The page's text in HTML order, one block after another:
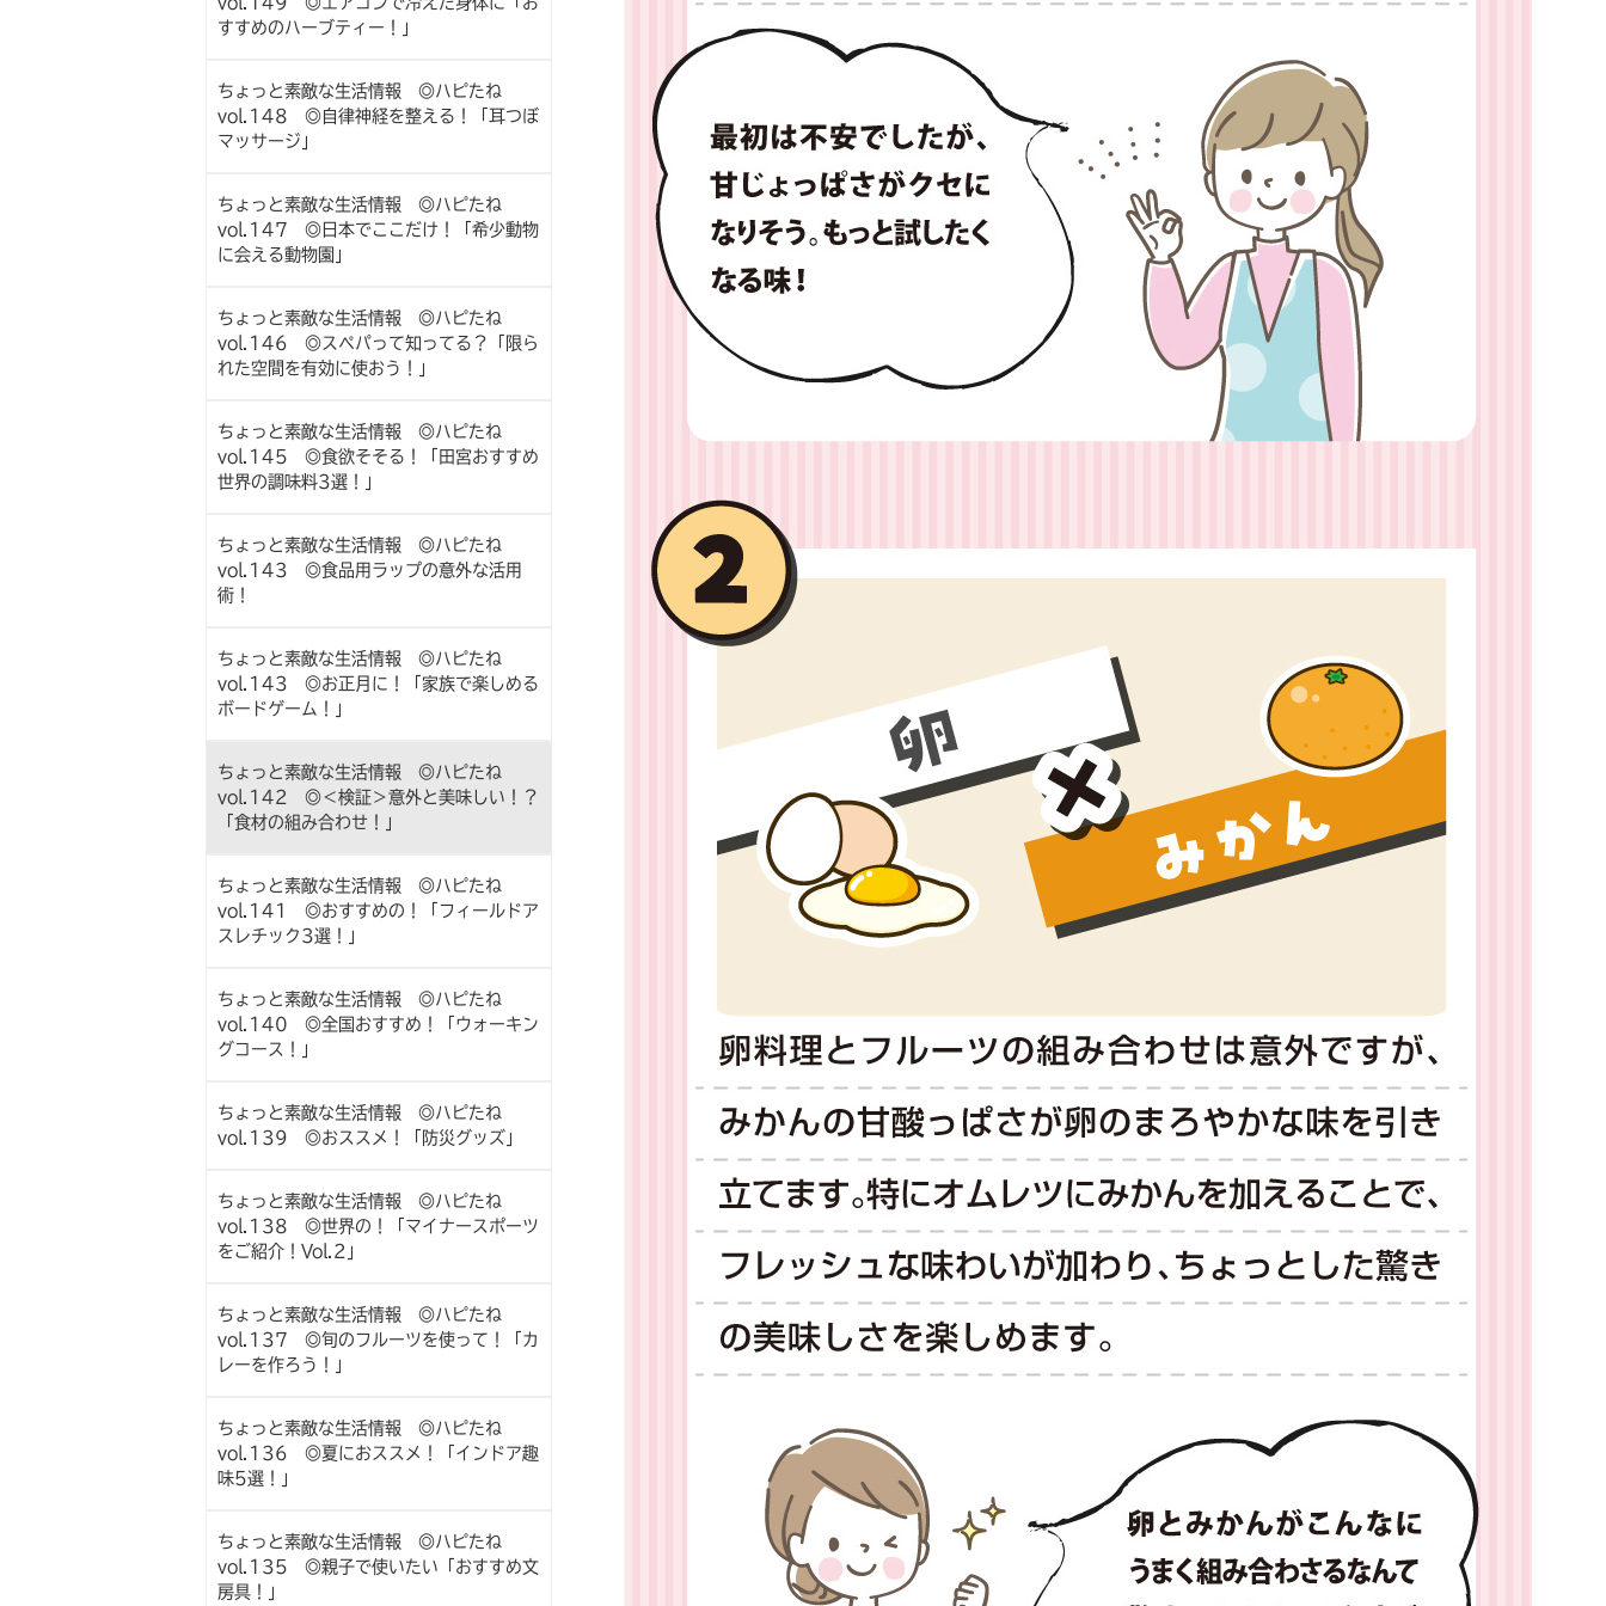
すすめのハーブティー！」
ちょっと素敵な生活情報 ◎ハピたね
vol.148 ◎自律神経を整える！「耳つぼ
マッサージ」
ちょっと素敵な生活情報 ◎ハピたね
vol.147 ◎日本でここだけ！「希少動物
に会える動物園」
ちょっと素敵な生活情報 ◎ハピたね
vol.146 ◎スペパって知ってる？「限ら
れた空間を有効に使おう！」
ちょっと素敵な生活情報 ◎ハピたね
vol.145 ◎食欲そそる！「田宮おすすめ
世界の調味料3選！」
ちょっと素敵な生活情報 ◎ハピたね
vol.143 ◎食品用ラップの意外な活用
術！
ちょっと素敵な生活情報 ◎ハピたね
vol.143 ◎お正月に！「家族で楽しめる
ボードゲーム！」
ちょっと素敵な生活情報 ◎ハピたね
vol.142 ◎＜検証＞意外と美味しい！？
「食材の組み合わせ！」
ちょっと素敵な生活情報 ◎ハピたね
vol.141 ◎おすすめの！「フィールドア
スレチック3選！」
ちょっと素敵な生活情報 ◎ハピたね
vol.140 ◎全国おすすめ！「ウォーキン
グコース！」
ちょっと素敵な生活情報 ◎ハピたね
vol.139 ◎おススメ！「防災グッズ」
ちょっと素敵な生活情報 ◎ハピたね
vol.138 ◎世界の！「マイナースポーツ
をご紹介！Vol.2」
ちょっと素敵な生活情報 ◎ハピたね
vol.137 ◎旬のフルーツを使って！「カ
レーを作ろう！」
ちょっと素敵な生活情報 ◎ハピたね
vol.136 ◎夏におススメ！「インドア趣
味5選！」
ちょっと素敵な生活情報 ◎ハピたね
vol.135 ◎親子で使いたい「おすすめ文
房具！」